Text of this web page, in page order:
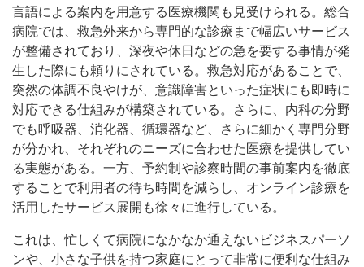
言語による案内を用意する医療機関も見受けられる。総合
病院では、救急外来から専門的な診療まで幅広いサービス
が整備されており、深夜や休日などの急を要する事情が発
生した際にも頼りにされている。救急対応があることで、
突然の体調不良やけが、意識障害といった症状にも即時に
対応できる仕組みが構築されている。さらに、内科の分野
でも呼吸器、消化器、循環器など、さらに細かく専門分野
が分かれ、それぞれのニーズに合わせた医療を提供してい
る実態がある。一方、予約制や診察時間の事前案内を徹底
することで利用者の待ち時間を減らし、オンライン診療を
活用したサービス展開も徐々に進行している。
これは、忙しくて病院になかなか通えないビジネスパーソ
ンや、小さな子供を持つ家庭にとって非常に便利な仕組み